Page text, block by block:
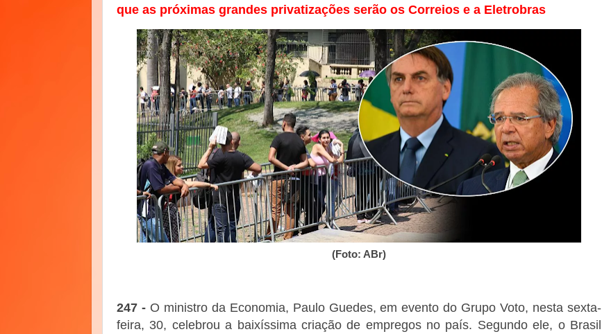
que as próximas grandes privatizações serão os Correios e a Eletrobras
(Foto: ABr)
247 - O ministro da Economia, Paulo Guedes, em evento do Grupo Voto, nesta sexta-
feira, 30, celebrou a baixíssima criação de empregos no país. Segundo ele, o Brasil